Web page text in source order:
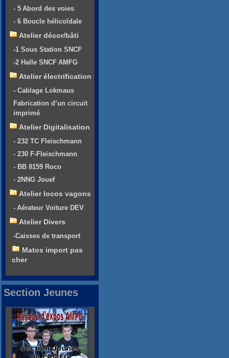
- 5 Abord des voies
- 6 Boucle hélicoïdale
Atelier décor/bâti
-1 Sous Station SNCF
-2 Halle SNCF AMFG
Atelier électrification
- Cablage Lokmaus
Fabrication d’un circuit
imprimé
Atelier Digitalisation
- 232 TC Fleischmann
- 230 F-Fleischmann
- BB 8159 Roco
- 2NNG Jouef
Atelier locos vagons
- Aérateur Voiture DEV
Atelier Divers
-Caisses de transport
Matos import pas
cher
Section Jeunes